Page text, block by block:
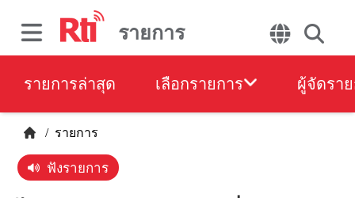
รายการ
รายการล่าสุด เลือกรายการ ผู้จัดรา
/ รายการ
ฟังรายการ